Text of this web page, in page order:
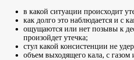
в какой ситуации происходит
как долго это наблюдается и с
ощущаются или нет позывы к
произойдет утечка;
стул какой консистенции не
объем выходящего кала, с газом